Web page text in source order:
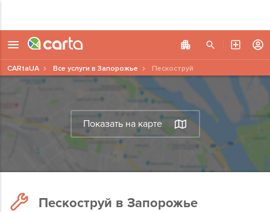
Показать на карте
CARtaUA Все услуги в Запорожье Пескоструй
Пескоструй в Запорожье